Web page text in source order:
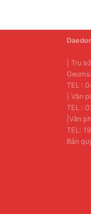
| Trụ
TEL :
| Văn
TEL :
|Văn
TEL:
Bản